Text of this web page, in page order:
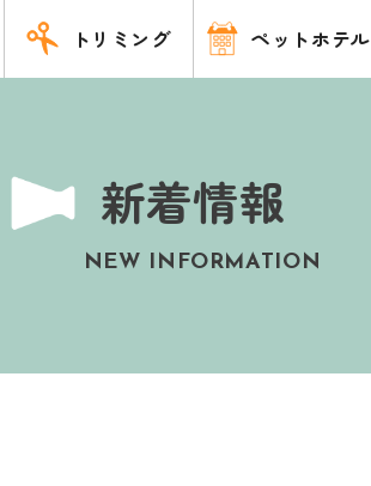
トリミング ペットホテル
新着情報
NEW INFORMATION